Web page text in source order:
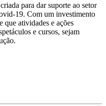
para dar suporte ao setor
19. Com um investimento
que atividades e ações
e cursos, sejam